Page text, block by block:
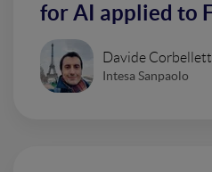
for AI applied to
Davide
Intesa Sanpaolo